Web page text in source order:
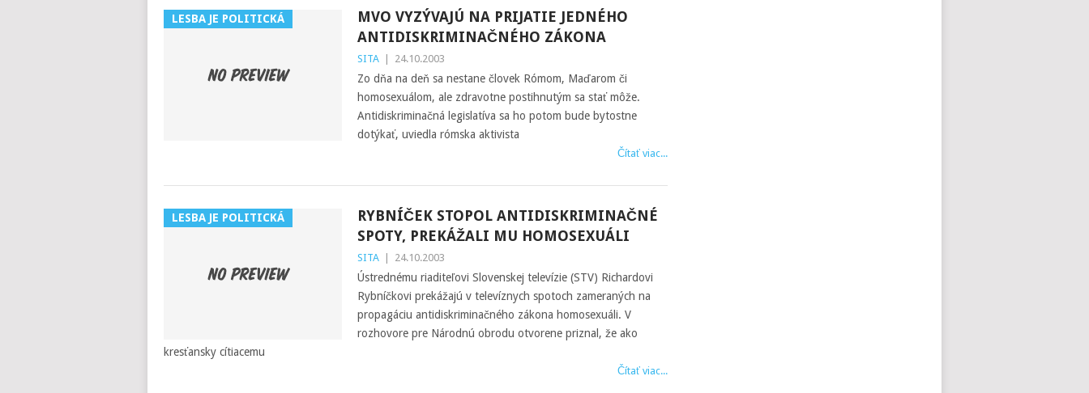
LESBA JE POLITICKÁ
MVO VYZÝVAJÚ NA PRIJATIE JEDNÉHO
ANTIDISKRIMINAČNÉHO ZÁKONA
SITA 24.10.2003
Zo dňa na deň sa nestane človek Rómom, Maďarom či
homosexuálom, ale zdravotne postihnutým sa stať môže.
Antidiskriminačná legislatíva sa ho potom bude bytostne
dotýkať, uviedla rómska aktivista
Čítať viac...
LESBA JE POLITICKÁ
RYBNÍČEK STOPOL ANTIDISKRIMINAČNÉ
SPOTY, PREKÁŽALI MU HOMOSEXUÁLI
SITA 24.10.2003
Ústrednému riaditeľovi Slovenskej televízie (STV) Richardovi
Rybníčkovi prekážajú v televíznych spotoch zameraných na
propagáciu antidiskriminačného zákona homosexuáli. V
rozhovore pre Národnú obrodu otvorene priznal, že ako
kresťansky cítiacemu
Čítať viac...